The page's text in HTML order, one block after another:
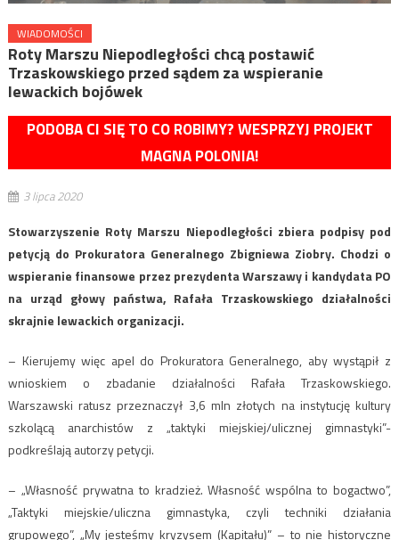
WIADOMOŚCI
Roty Marszu Niepodległości chcą postawić
Trzaskowskiego przed sądem za wspieranie
lewackich bojówek
PODOBA CI SIĘ TO CO ROBIMY? WESPRZYJ PROJEKT
MAGNA POLONIA!
3 lipca 2020
Stowarzyszenie Roty Marszu Niepodległości zbiera podpisy pod
petycją do Prokuratora Generalnego Zbigniewa Ziobry. Chodzi o
wspieranie finansowe przez prezydenta Warszawy i kandydata PO
na urząd głowy państwa, Rafała Trzaskowskiego działalności
skrajnie lewackich organizacji.
– Kierujemy więc apel do Prokuratora Generalnego, aby wystąpił z
wnioskiem o zbadanie działalności Rafała Trzaskowskiego.
Warszawski ratusz przeznaczył 3,6 mln złotych na instytucję kultury
szkolącą anarchistów z „taktyki miejskiej/ulicznej gimnastyki”-
podkreślają autorzy petycji.
– „Własność prywatna to kradzież. Własność wspólna to bogactwo”,
„Taktyki miejskie/uliczna gimnastyka, czyli techniki działania
grupowego”, „My jesteśmy kryzysem (Kapitału)” – to nie historyczne